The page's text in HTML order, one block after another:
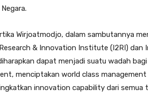
Wirjoatmodjo, dalam sambutannya
& Innovation Institute (I2RI) dan
dapat menjadi suatu wadah
menciptakan world class
innovation capability dari semua